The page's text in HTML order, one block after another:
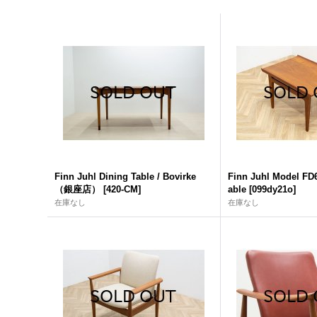
Finn Juhl Dining Table / Bovirke
（銀座店）
[420-CM]
在庫なし
Finn Juhl Model
able [099dy21o]
在庫なし